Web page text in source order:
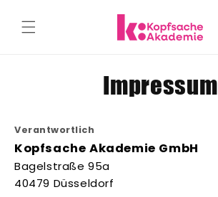
Inhalt
Impressum
Verantwortlich
Kopfsache Akademie GmbH
Bagelstraße 95a
40479 Düsseldorf